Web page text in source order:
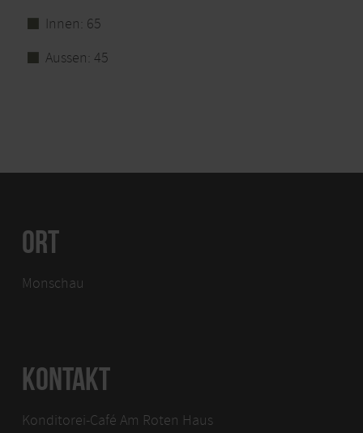
Innen: 65
Aussen: 45
ORT
Monschau
KONTAKT
Konditorei-Café Am Roten Haus